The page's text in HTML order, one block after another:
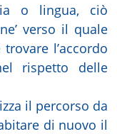
o lingua, ciò
verso il quale
l’accordo
rispetto delle
il percorso da
di nuovo il